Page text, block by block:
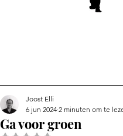
Ga voor groen
Joost Elli
6 jun 2024 2 minuten om te